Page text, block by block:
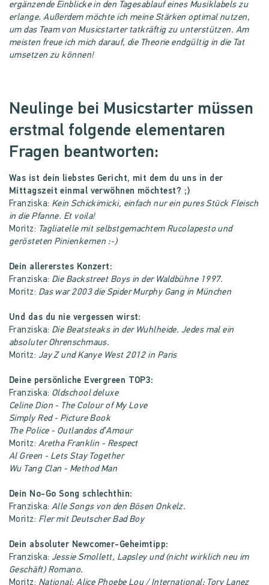
ergänzende Einblicke in den Tagesablauf eines Musiklabels zu
erlange. Außerdem möchte ich meine Stärken optimal nutzen,
um das Team von Musicstarter tatkräftig zu unterstützen. Am
meisten freue ich mich darauf, die Theorie endgültig in die Tat
umsetzen zu können!
Neulinge bei Musicstarter müssen
erstmal folgende elementaren
Fragen beantworten:
Was ist dein liebstes Gericht, mit dem du uns in der
Mittagszeit einmal verwöhnen möchtest? ;)
Franziska: Kein Schi­cki­mi­cki, einfach nur ein pures Stück Fleisch
in die Pfanne. Et voila!
Moritz: Tagliatelle mit selbstgemachtem Rucolapesto und
gerösteten Pinienkernen :-)
Dein allererstes Konzert:
Franziska: Die Backstreet Boys in der Waldbühne 1997.
Moritz: Das war 2003 die Spider Murphy Gang in München
Und das du nie vergessen wirst:
Franziska: Die Beatsteaks in der Wuhlheide. Jedes mal ein
absoluter Ohrenschmaus.
Moritz: Jay Z und Kanye West 2012 in Paris
Deine persönliche Evergreen TOP3:
Franziska: Oldschool deluxe
Celine Dion - The Colour of My Love
Simply Red - Picture Book
The Police - Outlandos d’Amour
Moritz: Aretha Franklin - Respect
Al Green - Lets Stay Together
Wu Tang Clan - Method Man
Dein No-Go Song schlechthin:
Franziska: Alle Songs von den Bösen Onkelz.
Moritz: Fler mit Deutscher Bad Boy
Dein absoluter Newcomer-Geheimtipp:
Franziska: Jessie Smollett, Lapsley und (nicht wirklich neu im
Geschäft) Romano.
Moritz: National: Alice Phoebe Lou / International: Tory Lanez